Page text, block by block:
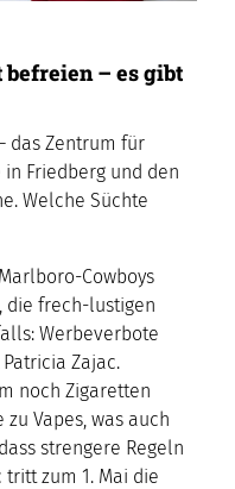
befreien – es gibt
das Zentrum für
Friedberg und den
Welche Süchte
Cowboys
die frech-lustigen
Werbeverbote
Zajac.
noch Zigaretten
Vapes, was auch
strengere Regeln
zum 1. Mai die